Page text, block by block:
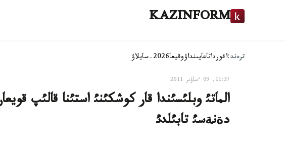
KAZINFORM
ترەند:اقورداتاعايىنداۋوقيعا2026-سايلاۋ
11:37, 09 ءساۋىر 2011
الماتئ وبلئسئندا قار كوشكئنئ استئنا قالئپ
دةنةسئ تابئلدئ